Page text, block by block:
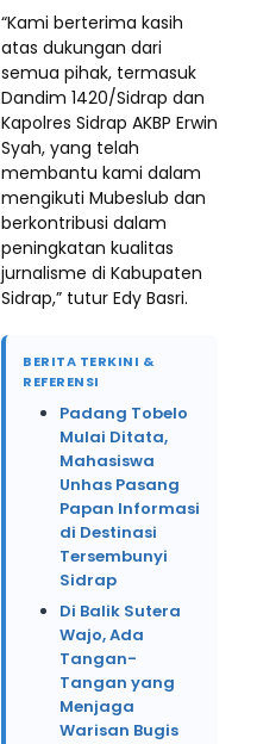
“Kami berterima kasih
atas dukungan dari
semua pihak, termasuk
Dandim 1420/Sidrap dan
Kapolres Sidrap AKBP Erwin
Syah, yang telah
membantu kami dalam
mengikuti Mubeslub dan
berkontribusi dalam
peningkatan kualitas
jurnalisme di Kabupaten
Sidrap,” tutur Edy Basri.
BERITA TERKINI &
REFERENSI
Padang Tobelo
Mulai Ditata,
Mahasiswa
Unhas Pasang
Papan Informasi
di Destinasi
Tersembunyi
Sidrap
Di Balik Sutera
Wajo, Ada
Tangan-
Tangan yang
Menjaga
Warisan Bugis